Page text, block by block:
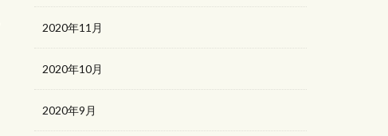
2020年11月
2020年10月
2020年9月